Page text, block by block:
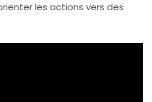
les actions vers des